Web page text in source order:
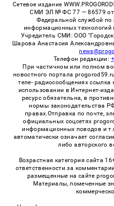
Сетевое издание
СМИ ЭЛ № ФС 77 — 86579 от
Федеральной службой по
информационных
Учредитель СМИ: ООО
Шарова Анастасия
Телефон редакции:
При частичном или полном
новостного портала
теле- радиосообщениях ссылка
использовании в Интернет-
ресурс обязательна, в
нормы законодательства
правах.Отправка по почте,
официальных соцсетях
информационных поводов и
автоматически означает
либо авторского
Возрастная категория сайта
ответственности за
размещенные на сайте
Материалы, помеченные